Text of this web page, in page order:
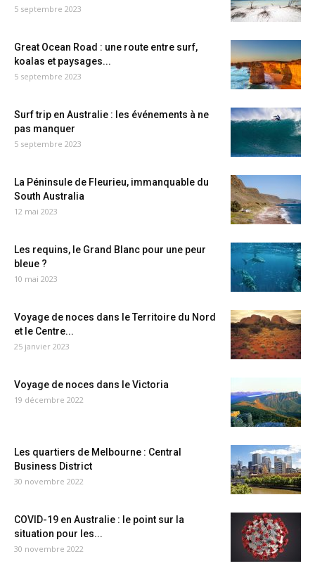
5 septembre 2023
Great Ocean Road : une route entre surf,
koalas et paysages...
5 septembre 2023
Surf trip en Australie : les événements à ne
pas manquer
5 septembre 2023
La Péninsule de Fleurieu, immanquable du
South Australia
12 mai 2023
Les requins, le Grand Blanc pour une peur
bleue ?
10 mai 2023
Voyage de noces dans le Territoire du Nord
et le Centre...
25 janvier 2023
Voyage de noces dans le Victoria
19 décembre 2022
Les quartiers de Melbourne : Central
Business District
30 novembre 2022
COVID-19 en Australie : le point sur la
situation pour les...
30 novembre 2022